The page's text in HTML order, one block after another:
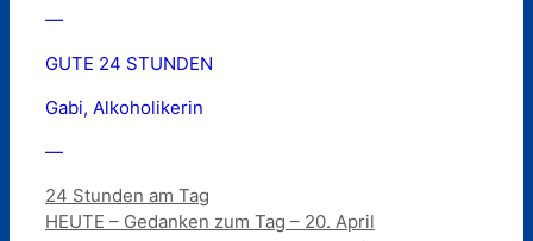
—
GUTE 24 STUNDEN
Gabi, Alkoholikerin
—
Kategorien
24 Stunden am Tag
HEUTE – Gedanken zum Tag – 20. April